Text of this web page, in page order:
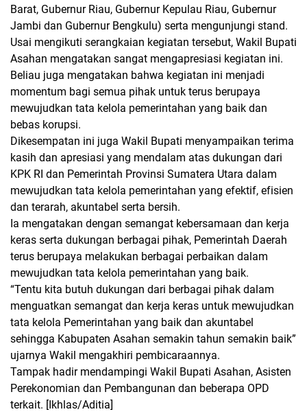
Barat, Gubernur Riau, Gubernur Kepulau Riau, Gubernur
Jambi dan Gubernur Bengkulu) serta mengunjungi stand.
Usai mengikuti serangkaian kegiatan tersebut, Wakil Bupati
Asahan mengatakan sangat mengapresiasi kegiatan ini.
Beliau juga mengatakan bahwa kegiatan ini menjadi
momentum bagi semua pihak untuk terus berupaya
mewujudkan tata kelola pemerintahan yang baik dan
bebas korupsi.
Dikesempatan ini juga Wakil Bupati menyampaikan terima
kasih dan apresiasi yang mendalam atas dukungan dari
KPK RI dan Pemerintah Provinsi Sumatera Utara dalam
mewujudkan tata kelola pemerintahan yang efektif, efisien
dan terarah, akuntabel serta bersih.
Ia mengatakan dengan semangat kebersamaan dan kerja
keras serta dukungan berbagai pihak, Pemerintah Daerah
terus berupaya melakukan berbagai perbaikan dalam
mewujudkan tata kelola pemerintahan yang baik.
“Tentu kita butuh dukungan dari berbagai pihak dalam
menguatkan semangat dan kerja keras untuk mewujudkan
tata kelola Pemerintahan yang baik dan akuntabel
sehingga Kabupaten Asahan semakin tahun semakin baik”
ujarnya Wakil mengakhiri pembicaraannya.
Tampak hadir mendampingi Wakil Bupati Asahan, Asisten
Perekonomian dan Pembangunan dan beberapa OPD
terkait. [Ikhlas/Aditia]